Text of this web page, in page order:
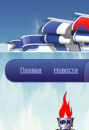
Первая Новости